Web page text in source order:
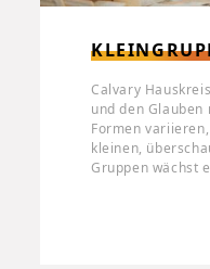
Calvary
und den
Formen
kleinen,
Gruppen wächst